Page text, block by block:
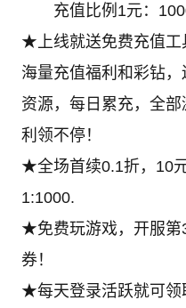
充值比例1元：
★上线就送免费充值工
海量充值福利和彩钻
资源，每日累充，全
利领不停！
★全场首续0.1折，10
1:1000.
★免费玩游戏，开服第
券！
★每天登录活跃就可领